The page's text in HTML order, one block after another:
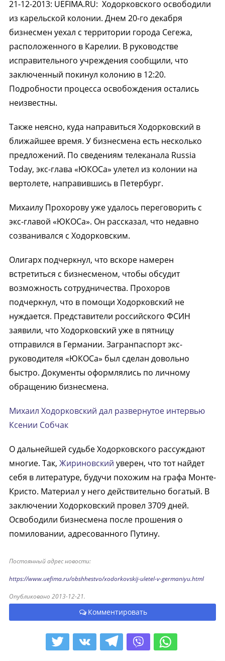
21-12-2013: UEFIMA.RU: Ходорковского освободили
из карельской колонии. Днем 20-го декабря
бизнесмен уехал с территории города Сегежа,
расположенного в Карелии. В руководстве
исправительного учреждения сообщили, что
заключенный покинул колонию в 12:20.
Подробности процесса освобождения остались
неизвестны.
Также неясно, куда направиться Ходорковский в
ближайшее время. У бизнесмена есть несколько
предложений. По сведениям телеканала Russia
Today, экс-глава «ЮКОСа» улетел из колонии на
вертолете, направившись в Петербург.
Михаилу Прохорову уже удалось переговорить с
экс-главой «ЮКОСа». Он рассказал, что недавно
созванивался с Ходорковским.
Олигарх подчеркнул, что вскоре намерен
встретиться с бизнесменом, чтобы обсудит
возможность сотрудничества. Прохоров
подчеркнул, что в помощи Ходорковский не
нуждается. Представители российского ФСИН
заявили, что Ходорковский уже в пятницу
отправился в Германии. Загранпаспорт экс-
руководителя «ЮКОСа» был сделан довольно
быстро. Документы оформлялись по личному
обращению бизнесмена.
Михаил Ходорковский дал развернутое интервью
Ксении Собчак
О дальнейшей судьбе Ходорковского рассуждают
многие. Так, Жириновский уверен, что тот найдет
себя в литературе, будучи похожим на графа Монте-
Кристо. Материал у него действительно богатый. В
заключении Ходорковский провел 3709 дней.
Освободили бизнесмена после прошения о
помиловании, адресованного Путину.
Постоянный адрес новости:
https://www.uefima.ru/obshhestvo/xodorkovskij-uletel-v-germaniyu.html
Опубликовано 2013-12-21.
Комментировать